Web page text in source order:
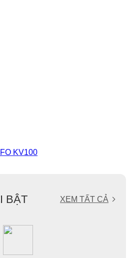
KV100
BẬT XEM TẤT CẢ